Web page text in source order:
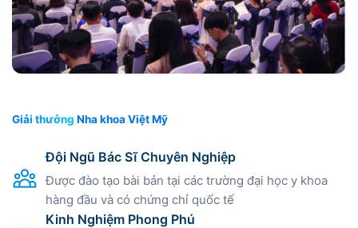
Giải thưởng Nha khoa Việt Mỹ
Đội Ngũ Bác Sĩ Chuyên Nghiệp
Được đào tạo bài bản tại các trường đại học y khoa
hàng đầu và có chứng chỉ quốc tế
Kinh Nghiệm Phong Phú